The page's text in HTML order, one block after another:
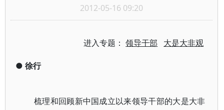
2012-05-16 09:20
进入专题：领导干部 大是大非观
● 徐行
梳理和回顾新中国成立以来领导干部的大是大非